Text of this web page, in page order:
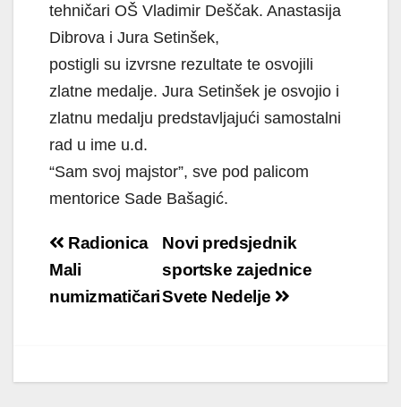
tehničari OŠ Vladimir Deščak. Anastasija
Dibrova i Jura Setinšek,
postigli su izvrsne rezultate te osvojili
zlatne medalje. Jura Setinšek je osvojio i
zlatnu medalju predstavljajući samostalni
rad u ime u.d.
“Sam svoj majstor”, sve pod palicom
mentorice Sade Bašagić.
Navigacija
objava
Novi predsjednik
sportske zajednice
Svete Nedelje
Radionica
Mali
numizmatičari